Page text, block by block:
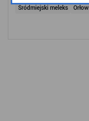
Śródmiejski meleks